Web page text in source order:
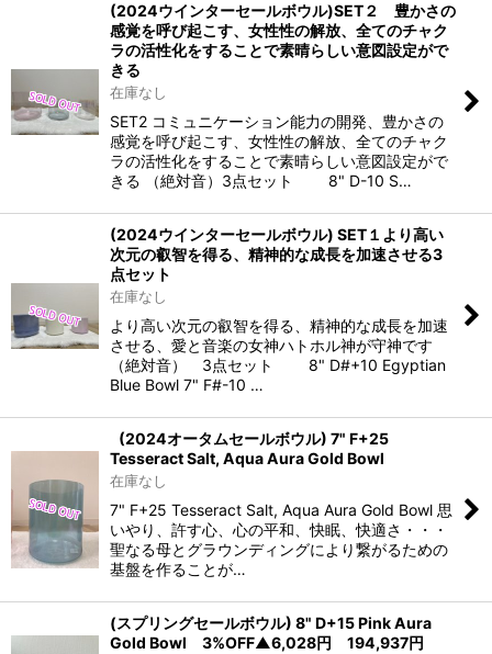
(2024ウインターセールボウル)SET２ 豊かさの
感覚を呼び起こす、女性性の解放、全てのチャク
ラの活性化をすることで素晴らしい意図設定がで
きる
在庫なし
SET2 コミュニケーション能力の開発、豊かさの
感覚を呼び起こす、女性性の解放、全てのチャク
ラの活性化をすることで素晴らしい意図設定がで
きる （絶対音）3点セット 8" D-10 S…
(2024ウインターセールボウル) SET１より高い
次元の叡智を得る、精神的な成長を加速させる3
点セット
在庫なし
より高い次元の叡智を得る、精神的な成長を加速
させる、愛と音楽の女神ハトホル神が守神です
（絶対音） 3点セット 8" D#+10 Egyptian
Blue Bowl 7" F#-10 …
(2024オータムセールボウル) 7" F+25
Tesseract Salt, Aqua Aura Gold Bowl
在庫なし
7" F+25 Tesseract Salt, Aqua Aura Gold Bowl 思
いやり、許す心、心の平和、快眠、快適さ・・・
聖なる母とグラウンディングにより繋がるための
基盤を作ることが…
(スプリングセールボウル) 8" D+15 Pink Aura
Gold Bowl 3%OFF▲6,028円 194,937円